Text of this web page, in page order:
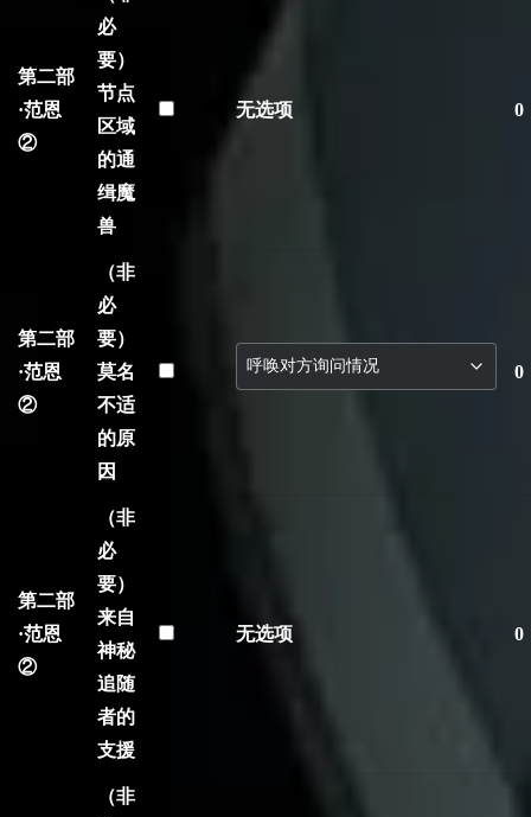
第二部
·范恩
②
必
要）
节点
区域
的通
缉魔
兽
无选项 0
第二部
·范恩
②
（非
必
要）
莫名
不适
的原
因
0
第二部
·范恩
②
（非
必
要）
来自
神秘
追随
者的
支援
无选项 0
（非